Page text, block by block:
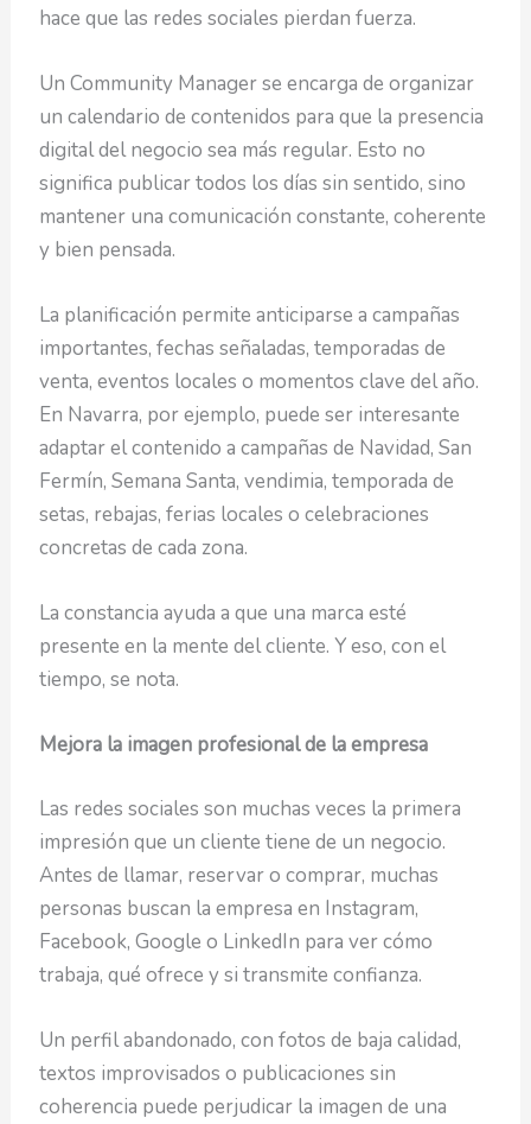
hace que las redes sociales pierdan fuerza.
Un Community Manager se encarga de organizar
un calendario de contenidos para que la presencia
digital del negocio sea más regular. Esto no
significa publicar todos los días sin sentido, sino
mantener una comunicación constante, coherente
y bien pensada.
La planificación permite anticiparse a campañas
importantes, fechas señaladas, temporadas de
venta, eventos locales o momentos clave del año.
En Navarra, por ejemplo, puede ser interesante
adaptar el contenido a campañas de Navidad, San
Fermín, Semana Santa, vendimia, temporada de
setas, rebajas, ferias locales o celebraciones
concretas de cada zona.
La constancia ayuda a que una marca esté
presente en la mente del cliente. Y eso, con el
tiempo, se nota.
Mejora la imagen profesional de la empresa
Las redes sociales son muchas veces la primera
impresión que un cliente tiene de un negocio.
Antes de llamar, reservar o comprar, muchas
personas buscan la empresa en Instagram,
Facebook, Google o LinkedIn para ver cómo
trabaja, qué ofrece y si transmite confianza.
Un perfil abandonado, con fotos de baja calidad,
textos improvisados o publicaciones sin
coherencia puede perjudicar la imagen de una